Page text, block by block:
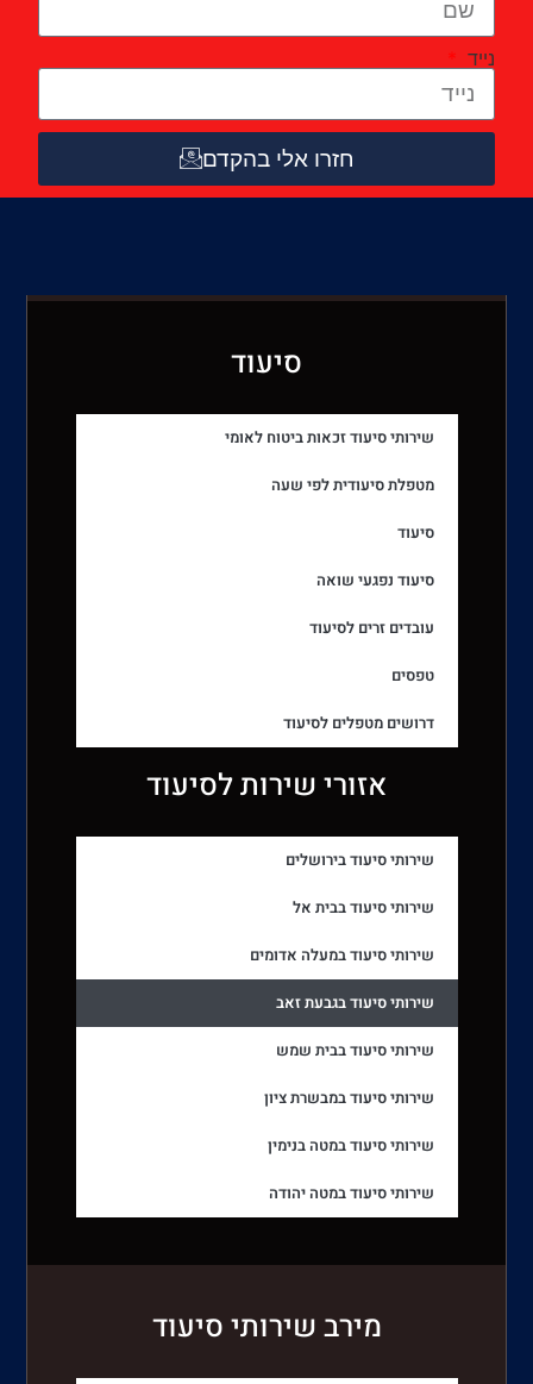
נייד
חזרו אלי בהקדם
סיעוד
שירותי סיעוד זכאות ביטוח לאומי
מטפלת סיעודית לפי שעה
סיעוד
סיעוד נפגעי שואה
עובדים זרים לסיעוד
טפסים
דרושים מטפלים לסיעוד
אזורי שירות לסיעוד
שירותי סיעוד בירושלים
שירותי סיעוד בבית אל
שירותי סיעוד במעלה אדומים
שירותי סיעוד בגבעת זאב
שירותי סיעוד בבית שמש
שירותי סיעוד במבשרת ציון
שירותי סיעוד במטה בנימין
שירותי סיעוד במטה יהודה
מירב שירותי סיעוד